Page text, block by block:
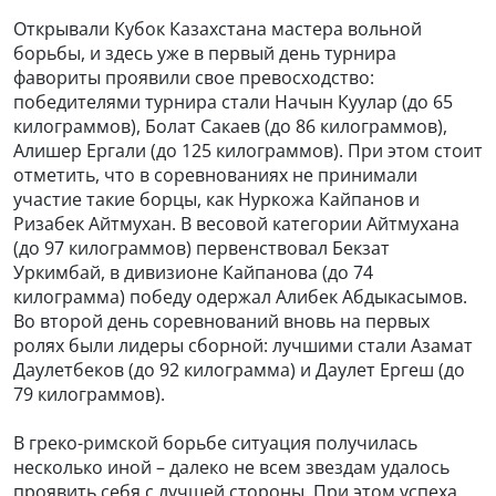
Открывали Кубок Казахстана мастера вольной
борьбы, и здесь уже в первый день турнира
фавориты проявили свое превосходство:
победителями турнира стали Начын Куулар (до 65
килограммов), Болат Сакаев (до 86 килограммов),
Алишер Ергали (до 125 килограммов). При этом стоит
отметить, что в соревнованиях не принимали
участие такие борцы, как Нуркожа Кайпанов и
Ризабек Айтмухан. В весовой категории Айтмухана
(до 97 килограммов) первенствовал Бекзат
Уркимбай, в дивизионе Кайпанова (до 74
килограмма) победу одержал Алибек Абдыкасымов.
Во второй день соревнований вновь на первых
ролях были лидеры сборной: лучшими стали Азамат
Даулетбеков (до 92 килограмма) и Даулет Ергеш (до
79 килограммов).
В греко-римской борьбе ситуация получилась
несколько иной – далеко не всем звездам удалось
проявить себя с лучшей стороны. При этом успеха